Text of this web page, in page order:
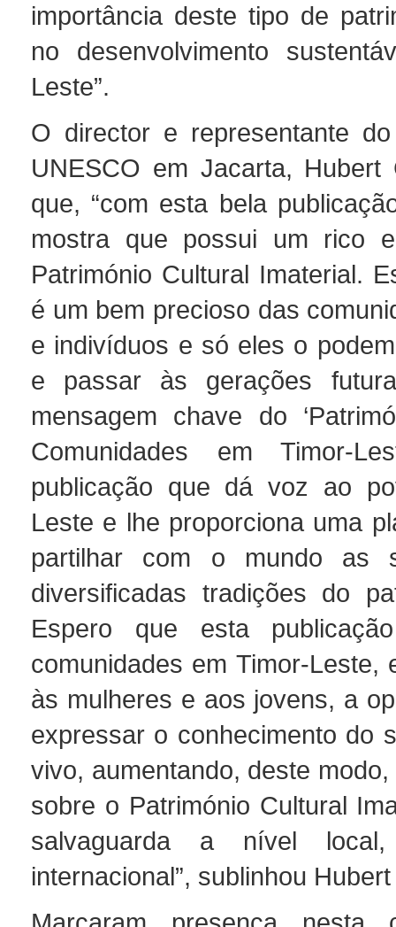
importância deste tipo de
no desenvolvimento
Leste”.
O director e representante
UNESCO em Jacarta, Hubert
que, “com esta bela
mostra que possui um rico
Património Cultural Imaterial.
é um bem precioso das
e indivíduos e só eles o
e passar às gerações
mensagem chave do
Comunidades em Timor-
publicação que dá voz ao
Leste e lhe proporciona uma
partilhar com o mundo as
diversificadas tradições do
Espero que esta
comunidades em Timor-Leste,
às mulheres e aos jovens, a
expressar o conhecimento do
vivo, aumentando, deste
sobre o Património Cultural
salvaguarda a nível
internacional”, sublinhou